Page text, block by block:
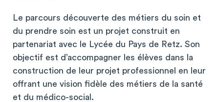
Le parcours découverte des métiers du soin et
du prendre soin est un projet construit en
partenariat avec le Lycée du Pays de Retz. Son
objectif est d’accompagner les élèves dans la
construction de leur projet professionnel en leur
offrant une vision fidèle des métiers de la santé
et du médico-social.